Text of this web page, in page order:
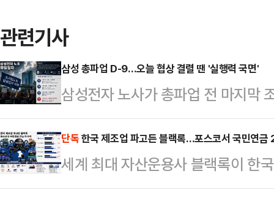
관련기사
삼성 총파업 D-9…오늘 협상 결렬 땐 '실행력 국면'
삼성전자 노사가 총파업 전 마지막
운 마라톤 협상에도 핵심 쟁점에서
실제 파업 참여율과 법원 판단, 노
변수로 떠오르고 있다는 분석이 나
이날 오전 정부세종청사 중앙노동
단독한국 제조업 파고든 블랙록…포스코서 국민연금
세계 최대 자산운용사 블랙록이 한
업에 대한 투자 보폭을 넓히며 존재